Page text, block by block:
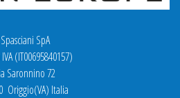
Spasciani SpA
(IT00695840157)
Saronnino 72
Origgio(VA) Italia